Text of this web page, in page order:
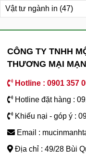
Vật tư ngành in (47)
CÔNG TY TNHH
THƯƠNG MẠI
Hotline : 0901 357
Hotline đặt hàng :
Khiếu nại - góp ý :
Email :
Địa chỉ : 49/28 Bùi